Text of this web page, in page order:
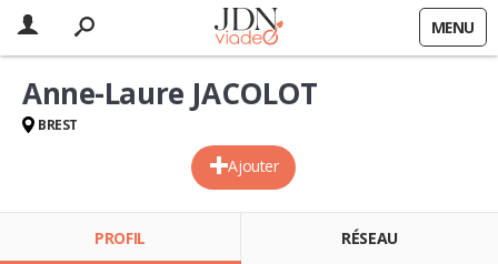
MENU
Ajouter
Anne-Laure JACOLOT
BREST
PROFIL RÉSEAU